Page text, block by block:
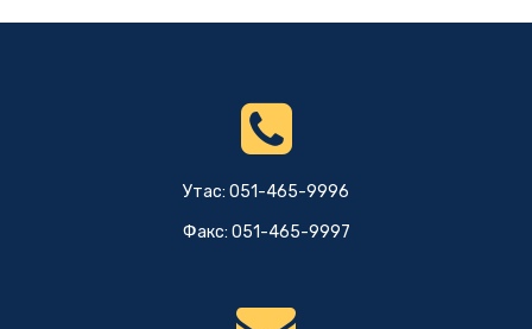
Утас: 051-465-9996
Факс: 051-465-9997